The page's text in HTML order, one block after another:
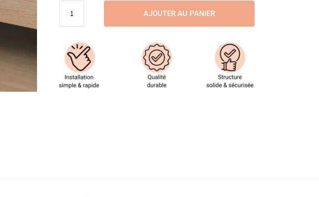
AJOUTER AU PANIER